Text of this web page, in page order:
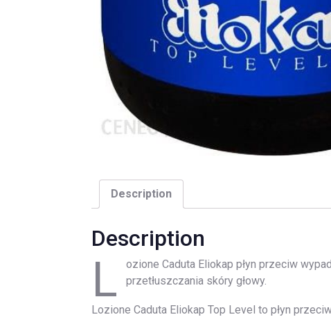
Description
Description
L
ozione Caduta Eliokap płyn przeciw
przetłuszczania skóry głowy.
Lozione Caduta Eliokap Top Level to płyn